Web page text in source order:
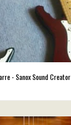
- Sanox Sound Creator